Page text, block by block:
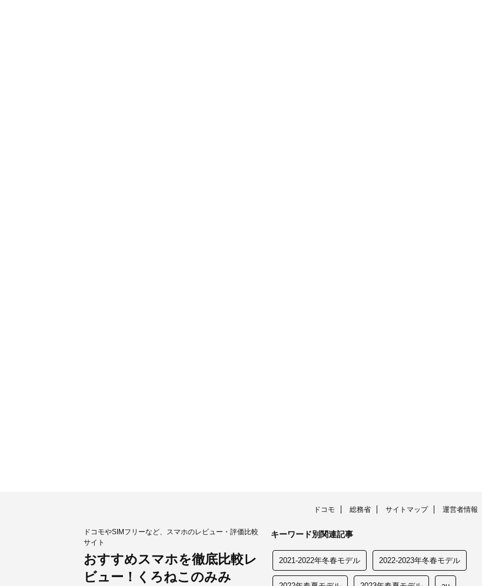
ドコモ 総務省 サイトマップ 運営者情報
キーワード別関連記事
2021-2022年冬春モデル 2022-2023年冬春モデル
ドコモやSIMフリーなど、スマホのレビュー・評価比較
サイト
おすすめスマホを徹底比較レ
ビュー！くろねこのみみ